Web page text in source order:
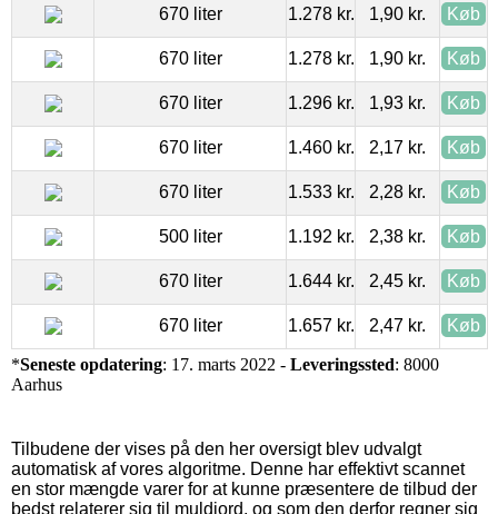
670 liter 1.278 kr. 1,90 kr. Køb
670 liter 1.278 kr. 1,90 kr. Køb
670 liter 1.296 kr. 1,93 kr. Køb
670 liter 1.460 kr. 2,17 kr. Køb
670 liter 1.533 kr. 2,28 kr. Køb
500 liter 1.192 kr. 2,38 kr. Køb
670 liter 1.644 kr. 2,45 kr. Køb
670 liter 1.657 kr. 2,47 kr. Køb
*Seneste opdatering: 17. marts 2022 - Leveringssted: 8000
Aarhus
Tilbudene der vises på den her oversigt blev udvalgt
automatisk af vores algoritme. Denne har effektivt scannet
en stor mængde varer for at kunne præsentere de tilbud der
bedst relaterer sig til muldjord, og som den derfor regner sig